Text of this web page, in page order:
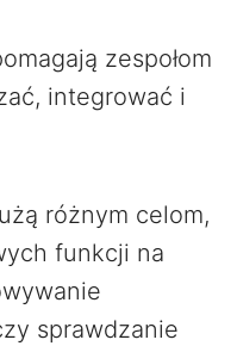
zespołom
integrować i
różnym celom,
funkcji na
sprawdzanie